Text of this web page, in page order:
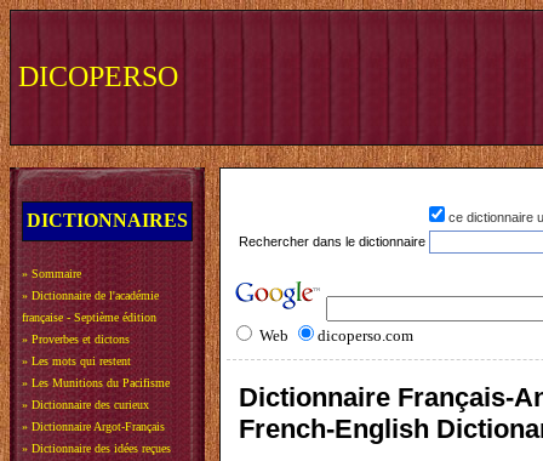
DICOPERSO
DICTIONNAIRES
» Sommaire
» Dictionnaire de l'académie
française - Septième édition
» Proverbes et dictons
» Les mots qui restent
» Les Munitions du Pacifisme
» Dictionnaire des curieux
» Dictionnaire Argot-Français
» Dictionnaire des idées reçues
ce dictionnaire
Rechercher dans le dictionnaire
Web dicoperso.com
Dictionnaire Français-
French-English